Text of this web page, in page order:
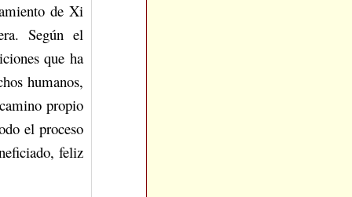
de Xi
Según el
que ha
humanos,
propio
el proceso
feliz